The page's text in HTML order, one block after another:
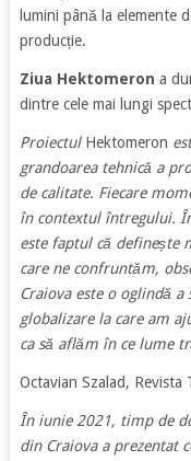
lumini până la elemente
producție.
Ziua Hektomeron a
dintre cele mai lungi
Proiectul Hektomeron
grandoarea tehnică a
de calitate. Fiecare
în contextul întregului.
este faptul că definește
care ne confruntăm,
Craiova este o oglindă
globalizare la care am
ca să aflăm în ce lume
Octavian Szalad, Revista
În iunie 2021, timp de
din Craiova a prezentat